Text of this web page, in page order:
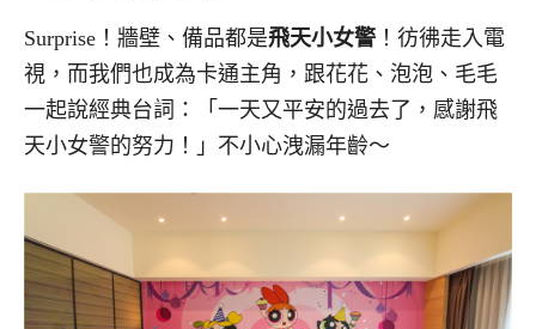
Surprise！牆壁、備品都是飛天小女警 ！彷彿走入電
視，而我們也成為卡通主角，跟花花、泡泡、毛毛
一起說經典台詞：「一天又平安的過去了，感謝飛
天小女警的努力！」不小心洩漏年齡～